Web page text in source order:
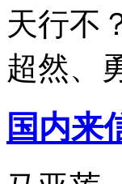
天行不
超然、
国内来